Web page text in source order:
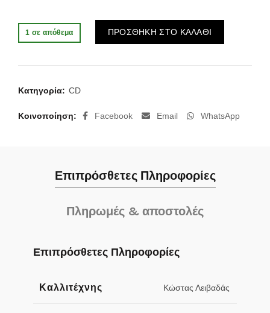
1 σε απόθεμα ΠΡΟΣΘΗΚΗ ΣΤΟ ΚΑΛΑΘΙ
Κατηγορία: CD
Κοινοποίηση Facebook Email WhatsApp
Επιπρόσθετες Πληροφορίες
Πληρωμές & αποστολές
Επιπρόσθετες Πληροφορίες
Καλλιτέχνης Κώστας Λειβαδάς